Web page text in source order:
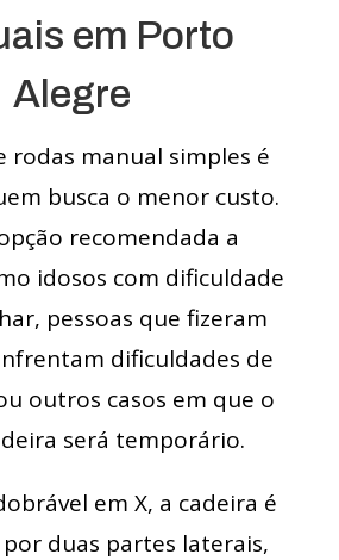
em Porto
Alegre
rodas manual simples é
busca o menor custo.
recomendada a
idosos com dificuldade
pessoas que fizeram
dificuldades de
outros casos em que o
será temporário.
em X, a cadeira é
duas partes laterais,